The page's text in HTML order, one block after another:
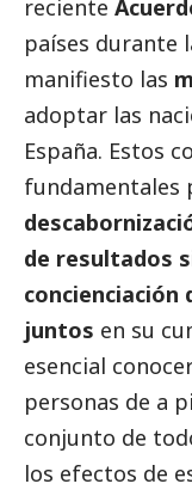
reciente
países durante
manifiesto las
adoptar las
España. Estos
fundamentales
de resultados
concienciación
juntos en su
esencial
personas de a
conjunto de
los efectos de